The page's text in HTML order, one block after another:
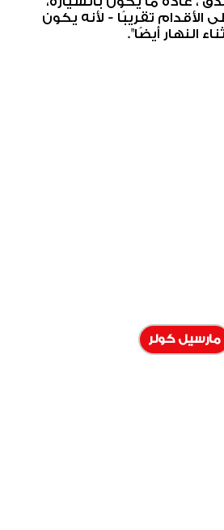
الأقدام تقريبًا - لأنه يكون
النهار أيضًا".
مارسيل كولر